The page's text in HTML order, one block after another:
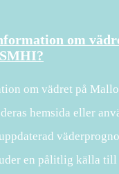
om
om vädret på
hemsida eller
en pålitlig källa till